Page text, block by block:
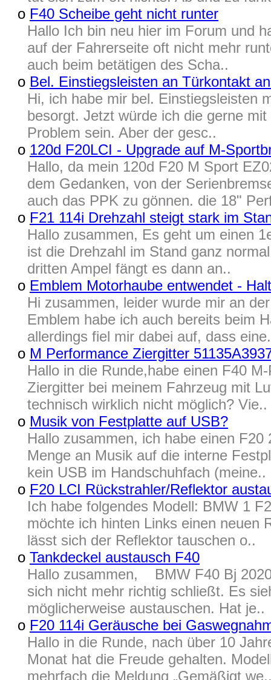
o F40 Scheibe geht nicht runter
Hallo Ich bin neu hier im Forum und
auf der Fahrerseite oft nicht mehr
auch beim betätigen des Scha..
o Bel. Einstiegsleisten an Türkontakt
Hi, ich habe mir bel. Einstiegsleisten
besorgt. Jetzt würde ich die gerne
Problem sein. Aber der gesc..
o 120d F20LCI - Upgrade auf M-
Hallo, da mein 120d F20 M Sport
dem Gedanken, von der
auch das PPK zu gönnen. die 18"
o F21 114i Drehzahl steigt stark im
Hallo zusammen, Es geht um einen
ist die Drehzahl im Stand ganz
dritten Ampel fängt es dann an..
o Emblem Motorhaube entwendet -
Hi zusammen, leider wurde mir an
Emblem habe ich auch bereits beim
allerdings fiel mir dabei auf, dass
o M Performance Ziergitter
Hallo in die Runde,habe einen F40
Ziergitter bei meinem Fahrzeug mit
technisch wirklich nicht möglich? Vie..
o Musik von Festplatte auf USB?
Hallo zusammen, ich habe einen
Menge an Musik auf die interne
kein USB im Handschuhfach (meine..
o F20 LCI Rückstrahler/Reflektor
Ich habe folgendes Modell: BMW 1
möchte ich hinten Links einen neuen
lässt sich der Reflektor tauschen o..
o Tankdeckel austausch F40
Hallo zusammen, BMW F40 Bj
sich nicht mehr richtig schließt. Es
möglicherweise austauschen. Hat je..
o F20 114i Geräusche bei
Hallo in die Runde, nach über 10
Monat hat die Freude gehalten.
mehrfach die Meldung „Gemäßigt